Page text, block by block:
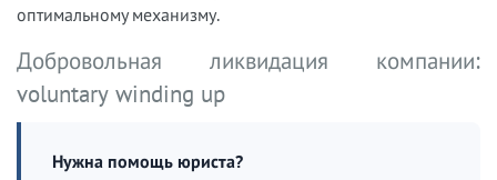
оптимальному механизму.
Добровольная ликвидация компании:
voluntary winding up
Нужна помощь юриста?